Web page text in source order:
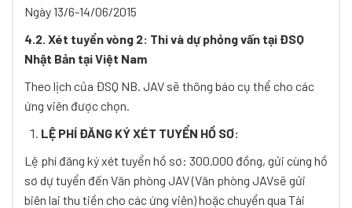
Ngày 13/6-14/06/2015
4.2. Xét tuyển vòng 2: Thi và dự phỏng vấn tại ĐSQ
Nhật Bản tại Việt Nam
Theo lịch của ĐSQ NB. JAV sẽ thông báo cụ thể cho các
ứng viên được chọn.
LỆ PHÍ ĐĂNG KÝ XÉT TUYỂN HỒ SƠ:
Lệ phí đăng ký xét tuyển hồ sơ: 300.000 đồng, gửi cùng hồ
sơ dự tuyển đến Văn phòng JAV (Văn phòng JAVsẽ gửi
biên lai thu tiền cho các ứng viên) hoặc chuyển qua Tài